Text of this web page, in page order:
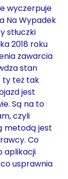
wyczerpuje
Na Wypadek
stłuczki
2018 roku
zawarcia
stan
ty też tak
jest
Są na to
czyli
metodą jest
Co
aplikacji
usprawnia